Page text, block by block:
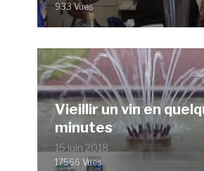
933 Vues
Vieillir un vin en
minutes
15 juin 2018
17566 Vues